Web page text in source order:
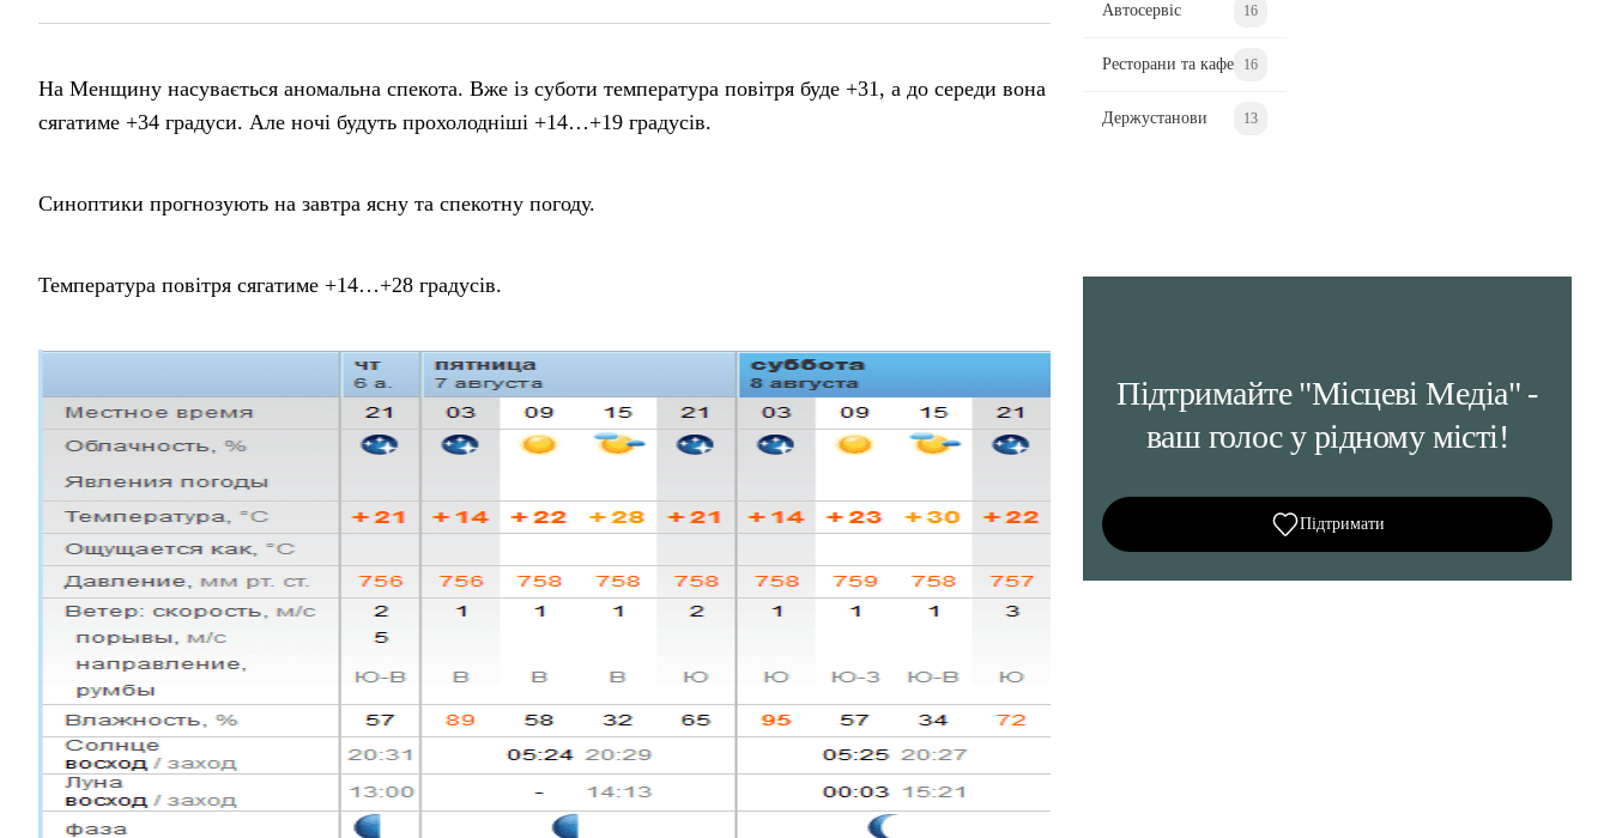
На Менщину насувається аномальна спекота. Вже із суботи температура повітря буде +31, а до середи вона
сягатиме +34 градуси. Але ночі будуть прохолодніші +14…+19 градусів.
Синоптики прогнозують на завтра ясну та спекотну погоду.
Температура повітря сягатиме +14…+28 градусів.
Автосервіс 16
Ресторани та кафе 16
Держустанови 13
Підтримайте "Місцеві Медіа" -
ваш голос у рідному місті!
Підтримати